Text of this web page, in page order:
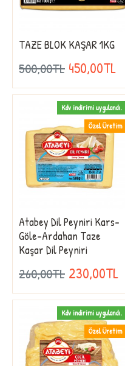
TAZE BLOK KAŞAR 1KG
500,00TL 450,00TL
Özel Üretim
Kdv indirimi uygulandı.
Atabey Dil Peyniri Kars-
Göle-Ardahan Taze
Kaşar Dil Peyniri
260,00TL 230,00TL
Özel Üretim
Kdv indirimi uygulandı.